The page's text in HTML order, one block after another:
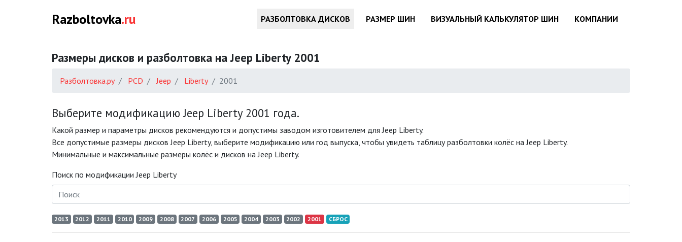
Razboltovka.ru РАЗБОЛТОВКА ДИСКОВ РАЗМЕР ШИН ВИЗУАЛЬНЫЙ КАЛЬКУЛЯТОР ШИН КОМПАНИИ
Размеры дисков и разболтовка на Jeep Liberty 2001
Разболтовка.ру PCD Jeep Liberty 2001
Выберите модификацию Jeep Liberty 2001 года.
Какой размер и параметры дисков рекомендуются и допустимы заводом изготовителем для Jeep Liberty.
Все допустимые размеры дисков Jeep Liberty, выберите модификацию или год выпуска, чтобы увидеть таблицу разболтовки колёс на Jeep Liberty.
Минимальные и максимальные размеры колёс и дисков на Jeep Liberty.
Поиск по модификации Jeep Liberty
2013 2012 2011 2010 2009 2008 2007 2006 2005 2004 2003 2002 2001 СБРОС